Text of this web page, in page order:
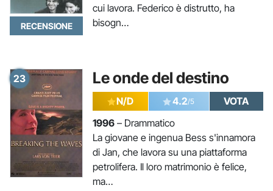
RECENSIONE
cui lavora. Federico è distrutto, ha
bisogn…
23 Le onde del destino
N/D 4.2/5
VOTA
1996 – Drammatico
La giovane e ingenua Bess s'innamora
di Jan, che lavora su una piattaforma
petrolifera. Il loro matrimonio è felice,
ma…